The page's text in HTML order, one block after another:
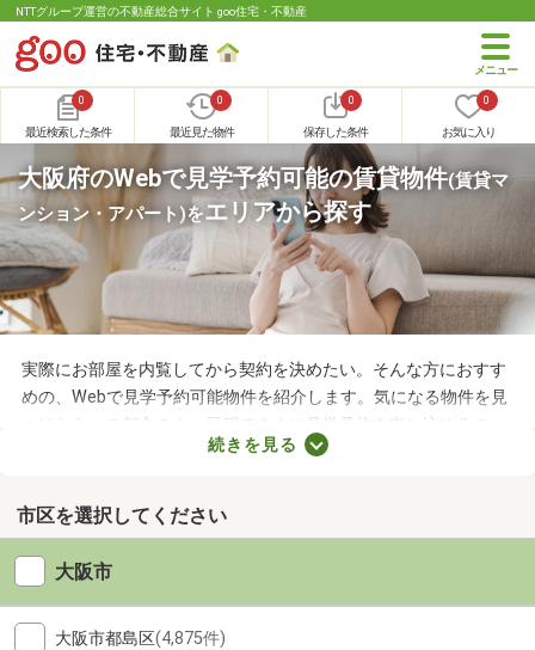
NTTグループ運営の不動産総合サイト goo住宅・不動産
0
最近検索した条件
0
最近見た物件
0
保存した条件
0
お気に入り
大阪府のWebで見学予約可能の賃貸物件(賃貸マ
ンション・アパート)をエリアから探す
実際にお部屋を内覧してから契約を決めたい。そんな方におすす
めの、Webで見学予約可能物件を紹介します。気になる物件を見
つけたら、ご都合のよい日程ですぐに見学予約を申し込めるの
で、お部屋探しもスムーズに進みますよ。複数のお部屋を実際に
続きを見る
市区を選択してください
大阪市
大阪市都島区(4,875件)